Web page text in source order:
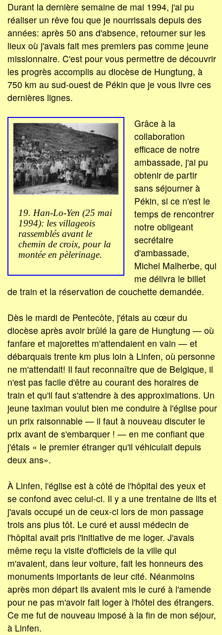
Durant la dernière semaine de mai 1994, j'ai pu
réaliser un rêve fou que je nourrissais depuis des
années: après 50 ans d'absence, retourner sur les
lieux où j'avais fait mes premiers pas comme jeune
missionnaire. C'est pour vous permettre de découvrir
les progrès accomplis au diocèse de Hungtung, à
750 km au sud-ouest de Pékin que je vous livre ces
dernières lignes.
19. Han-Lo-Yen (25 mai
1994): les villageois
rassemblés avant le
chemin de croix, pour la
montée en pèlerinage.
Grâce à la
collaboration
efficace de notre
ambassade, j'ai pu
obtenir de partir
sans séjourner à
Pékin, si ce n'est le
temps de rencontrer
notre obligeant
secrétaire
d'ambassade,
Michel Malherbe, qui
me délivra le billet
de train et la réservation de couchette demandée.
Dès le mardi de Pentecôte, j'étais au cœur du
diocèse après avoir brûlé la gare de Hungtung — où
fanfare et majorettes m'attendaient en vain — et
débarquais trente km plus loin à Linfen, où personne
ne m'attendait! Il faut reconnaître que de Belgique, il
n'est pas facile d'être au courant des horaires de
train et qu'il faut s'attendre à des approximations. Un
jeune taximan voulut bien me conduire à l'église pour
un prix raisonnable — il faut à nouveau discuter le
prix avant de s'embarquer ! — en me confiant que
j'étais « le premier étranger qu'il véhiculait depuis
deux ans».
À Linfen, l'église est à côté de l'hôpital des yeux et
se confond avec celui-ci. Il y a une trentaine de lits et
j'avais occupé un de ceux-ci lors de mon passage
trois ans plus tôt. Le curé et aussi médecin de
l'hôpital avait pris l'initiative de me loger. J'avais
même reçu la visite d'officiels de la ville qui
m'avaient, dans leur voiture, fait les honneurs des
monuments importants de leur cité. Néanmoins
après mon départ ils avaient mis le curé à l'amende
pour ne pas m'avoir fait loger à l'hôtel des étrangers.
Ce me fut de nouveau imposé à la fin de mon séjour,
à Linfen.